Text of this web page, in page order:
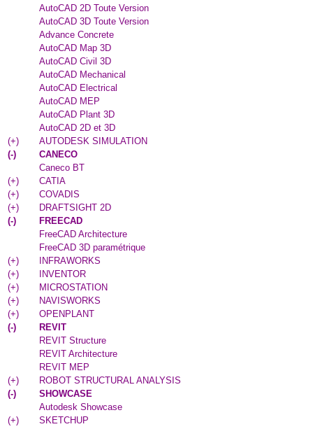
AutoCAD 2D Toute Version
AutoCAD 3D Toute Version
Advance Concrete
AutoCAD Map 3D
AutoCAD Civil 3D
AutoCAD Mechanical
AutoCAD Electrical
AutoCAD MEP
AutoCAD Plant 3D
AutoCAD 2D et 3D
(+)
AUTODESK SIMULATION
(-)
CANECO
Caneco BT
(+)
CATIA
(+)
COVADIS
(+)
DRAFTSIGHT 2D
(-)
FREECAD
FreeCAD Architecture
FreeCAD 3D paramétrique
(+)
INFRAWORKS
(+)
INVENTOR
(+)
MICROSTATION
(+)
NAVISWORKS
(+)
OPENPLANT
(-)
REVIT
REVIT Structure
REVIT Architecture
REVIT MEP
(+)
ROBOT STRUCTURAL ANALYSIS
(-)
SHOWCASE
Autodesk Showcase
(+)
SKETCHUP